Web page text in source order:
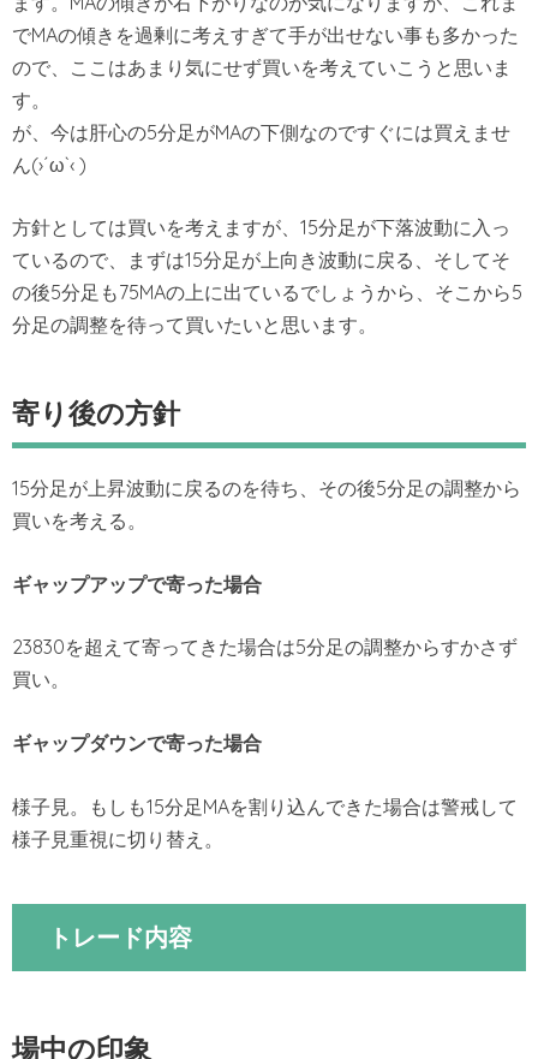
でMAの傾きを過剰に考えすぎて手が出せない事も多かった
ので、ここはあまり気にせず買いを考えていこうと思いま
す。
が、今は肝心の5分足がMAの下側なのですぐには買えませ
ん(›´ω`‹ )
方針としては買いを考えますが、15分足が下落波動に入っ
ているので、まずは15分足が上向き波動に戻る、そしてそ
の後5分足も75MAの上に出ているでしょうから、そこから5
分足の調整を待って買いたいと思います。
寄り後の方針
15分足が上昇波動に戻るのを待ち、その後5分足の調整から
買いを考える。
ギャップアップで寄った場合
23830を超えて寄ってきた場合は5分足の調整からすかさず
買い。
ギャップダウンで寄った場合
様子見。もしも15分足MAを割り込んできた場合は警戒して
様子見重視に切り替え。
トレード内容
場中の印象